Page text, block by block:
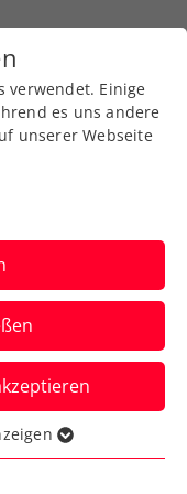
ÖTV-
auf
sorgen
und
verwendet. Einige
es uns andere
unserer Webseite